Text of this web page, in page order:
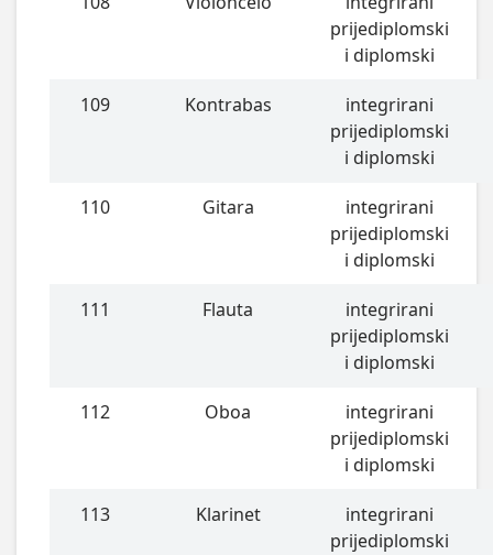
prijediplomski
i diplomski
109 Kontrabas
integrirani
prijediplomski
i diplomski
110 Gitara
integrirani
prijediplomski
i diplomski
111 Flauta
integrirani
prijediplomski
i diplomski
112 Oboa
integrirani
prijediplomski
i diplomski
113 Klarinet
integrirani
prijediplomski